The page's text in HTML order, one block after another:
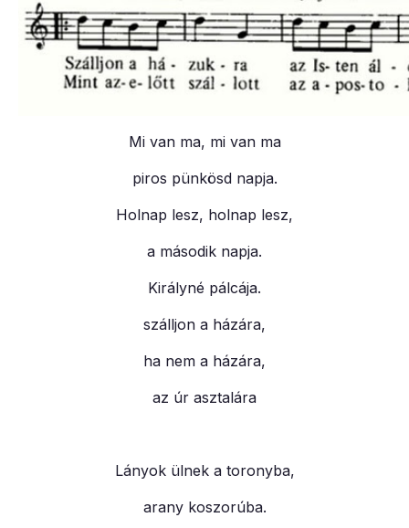
Mi van ma, mi van ma
piros pünkösd napja.
Holnap lesz, holnap lesz,
a második napja.
Királyné pálcája.
szálljon a házára,
ha nem a házára,
az úr asztalára
Lányok ülnek a toronyba,
arany koszorúba.